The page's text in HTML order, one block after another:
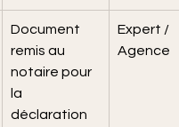
Document
remis au
notaire pour
la
déclaration
Expert /
Agence